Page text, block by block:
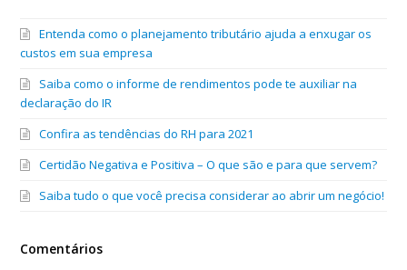
Entenda como o planejamento tributário ajuda a enxugar os
custos em sua empresa
Saiba como o informe de rendimentos pode te auxiliar na
declaração do IR
Confira as tendências do RH para 2021
Certidão Negativa e Positiva – O que são e para que servem?
Saiba tudo o que você precisa considerar ao abrir um negócio!
Comentários